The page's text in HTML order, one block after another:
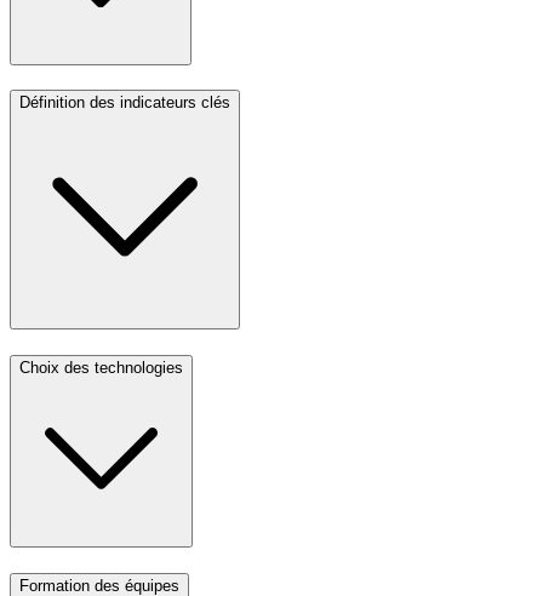
Définition des indicateurs clés
Choix des technologies
Formation des équipes